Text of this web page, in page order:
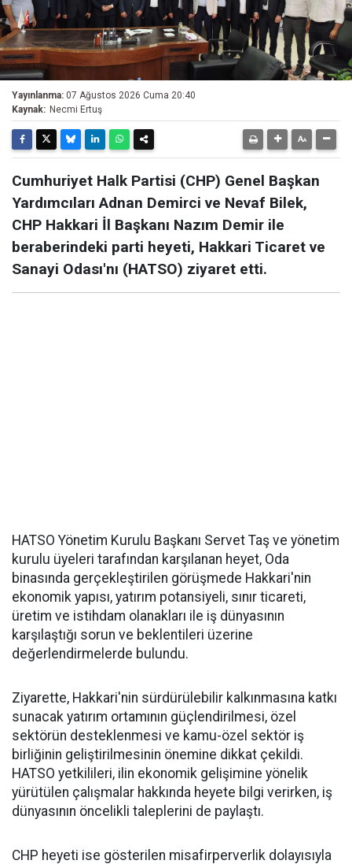
Yayınlanma: 07 Ağustos 2026 Cuma 20:40
Kaynak: Necmi Ertuş
Cumhuriyet Halk Partisi (CHP) Genel Başkan
Yardımcıları Adnan Demirci ve Nevaf Bilek,
CHP Hakkari İl Başkanı Nazım Demir ile
beraberindeki parti heyeti, Hakkari Ticaret ve
Sanayi Odası'nı (HATSO) ziyaret etti.
HATSO Yönetim Kurulu Başkanı Servet Taş ve yönetim
kurulu üyeleri tarafından karşılanan heyet, Oda
binasında gerçekleştirilen görüşmede Hakkari'nin
ekonomik yapısı, yatırım potansiyeli, sınır ticareti,
üretim ve istihdam olanakları ile iş dünyasının
karşılaştığı sorun ve beklentileri üzerine
değerlendirmelerde bulundu.
Ziyarette, Hakkari'nin sürdürülebilir kalkınmasına katkı
sunacak yatırım ortamının güçlendirilmesi, özel
sektörün desteklenmesi ve kamu-özel sektör iş
birliğinin geliştirilmesinin önemine dikkat çekildi.
HATSO yetkilileri, ilin ekonomik gelişimine yönelik
yürütülen çalışmalar hakkında heyete bilgi verirken, iş
dünyasının öncelikli taleplerini de paylaştı.
CHP heyeti ise gösterilen misafirperverlik dolayısıyla